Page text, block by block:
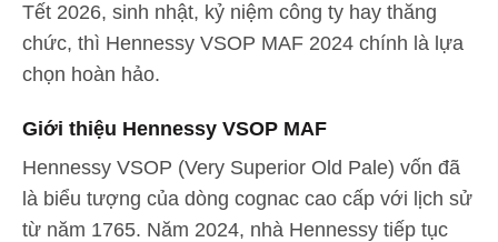
Tết 2026, sinh nhật, kỷ niệm công ty hay thăng
chức, thì Hennessy VSOP MAF 2024 chính là lựa
chọn hoàn hảo.
Giới thiệu Hennessy VSOP MAF
Hennessy VSOP (Very Superior Old Pale) vốn đã
là biểu tượng của dòng cognac cao cấp với lịch sử
từ năm 1765. Năm 2024, nhà Hennessy tiếp tục